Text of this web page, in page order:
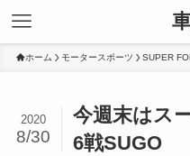
ホーム モータースポーツ SUPER
今週末はス
6戦SUGO
2020
8/30